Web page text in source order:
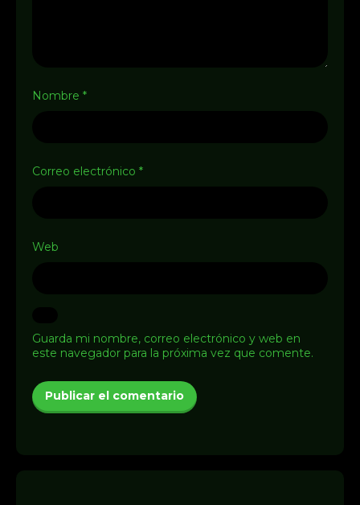
Nombre *
Correo electrónico *
Web
Guarda mi nombre, correo electrónico y web en
este navegador para la próxima vez que comente.